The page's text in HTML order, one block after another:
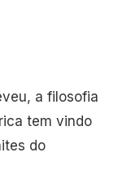
a filosofia
tem vindo
do